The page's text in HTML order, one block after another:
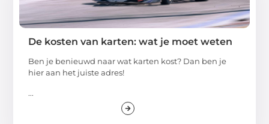
De kosten van karten: wat je moet weten
Ben je benieuwd naar wat karten kost? Dan ben je
hier aan het juiste adres!
...